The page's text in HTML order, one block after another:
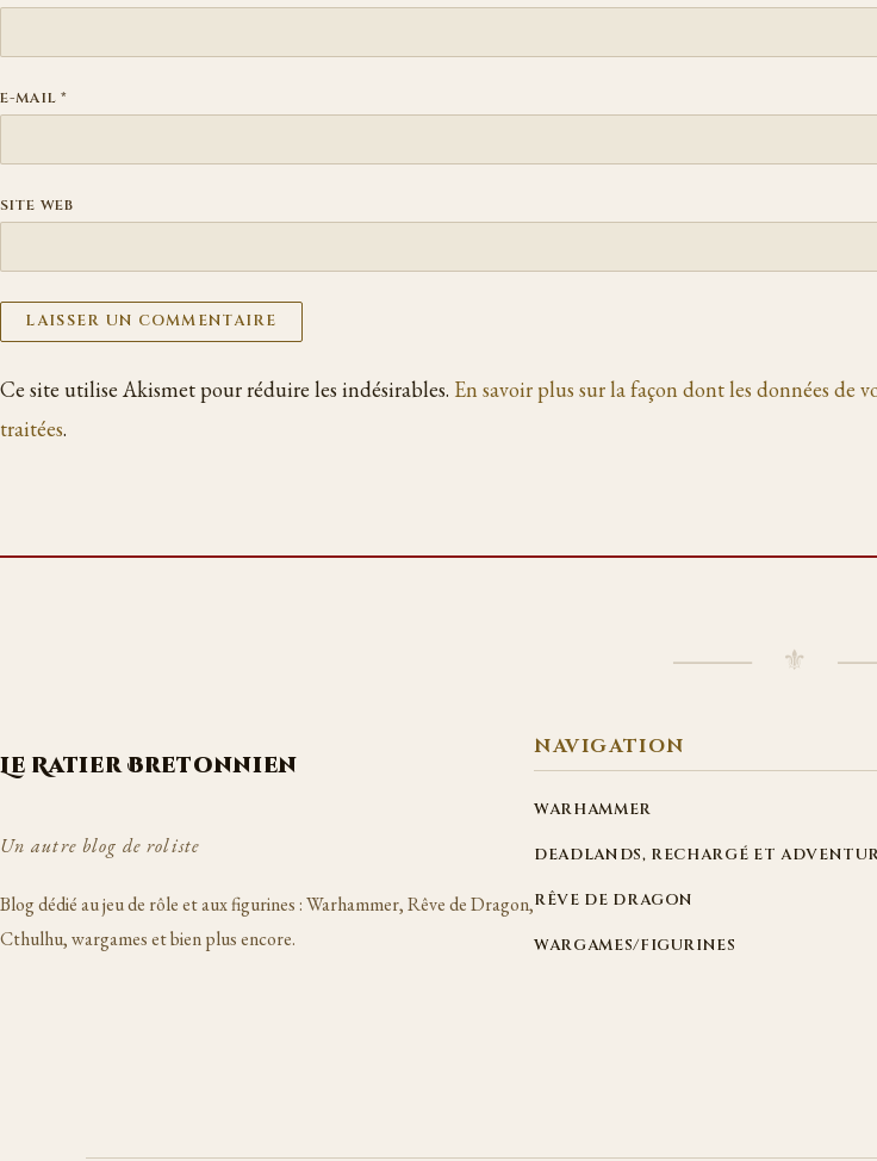
E-MAIL*
SITE WEB
Ce site utilise Akismet pour réduire les indésirables. En savoir plus sur la façon dont les données de
traitées.
⸻ ⚜
Le Ratier Bretonnien
Un autre blog de roliste
Blog dédié au jeu de rôle et aux figurines : Warhammer, Rêve de Dragon,
Cthulhu, wargames et bien plus encore.
NAVIGATION
WARHAMMER
DEADLANDS, RECHARGÉ ET
RÊVE DE DRAGON
WARGAMES/FIGURINES